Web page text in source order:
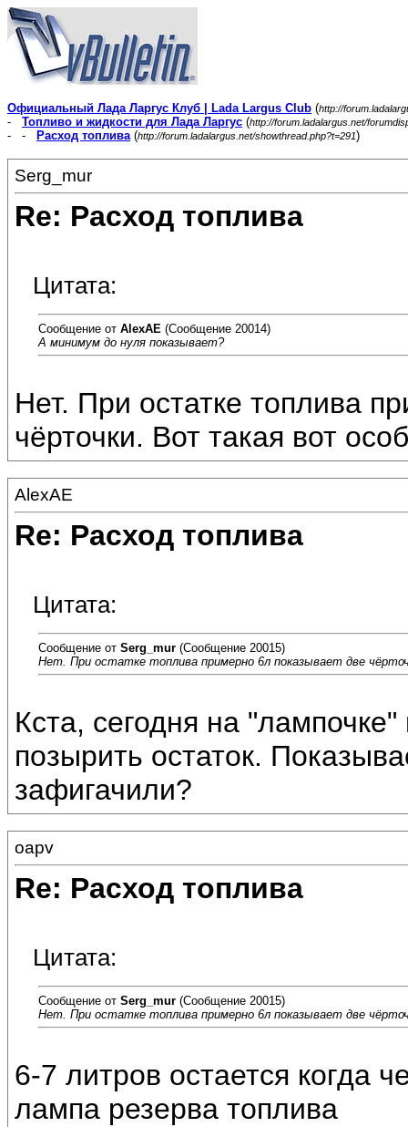
Официальный Лада Ларгус Клуб | Lada Largus Club (http://
- Топливо и жидкости для Лада Ларгус (http://forum.ladalargus.net/
- - Расход топлива(http://forum.ladalargus.net/showthread.php?t=291)
Serg_mur
Re: Расход топлива
Цитата:
Сообщение от AlexAE (Сообщение 20014)
А минимум до нуля показывает?
Нет. При остатке топлива
чёрточки. Вот такая вот
AlexAE
Re: Расход топлива
Цитата:
Сообщение от Serg_mur (Сообщение 20015)
Нет. При остатке топлива примерно 6л показывает две
Кста, сегодня на
позырить остаток.
зафигачили?
oapv
Re: Расход топлива
Цитата:
Сообщение от Serg_mur (Сообщение 20015)
Нет. При остатке топлива примерно 6л показывает две
6-7 литров остается когда
лампа резерва топлива